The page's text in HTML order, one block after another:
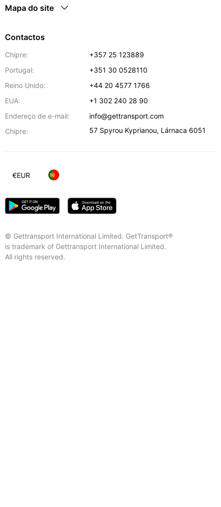
Mapa do site
Contactos
Chipre:
+357 25 123889
Portugal:
+351 30 0528110
Reino Unido:
+44 20 4577 1766
EUA:
+1 302 240 28 90
Endereço de e-mail:
info@gettransport.com
Chipre:
57 Spyrou Kyprianou, Lárnaca 6051
© Gettransport International Limited. GetTransport®
is trademark of Gettransport International Limited.
All rights reserved.
€EUR